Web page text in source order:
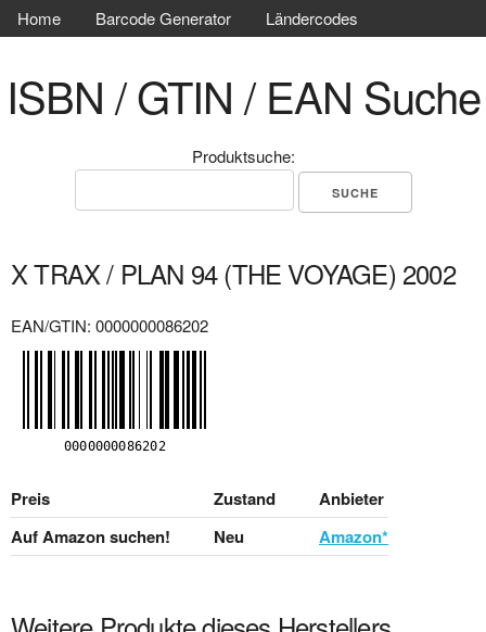
Home Barcode Generator Ländercodes
ISBN / GTIN / EAN Suche
Produktsuche:
X TRAX / PLAN 94 (THE VOYAGE) 2002
EAN/GTIN: 0000000086202
Preis Zustand
Anbieter
Auf Amazon suchen!
Neu Amazon*